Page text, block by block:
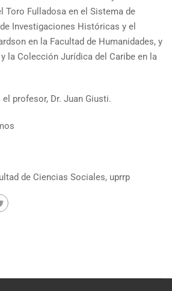
Toro Fulladosa en el Sistema de
Investigaciones Históricas y el
en la Facultad de Humanidades, y
la Colección Jurídica del Caribe en la
profesor, Dr. Juan Giusti.
de Ciencias Sociales, uprrp